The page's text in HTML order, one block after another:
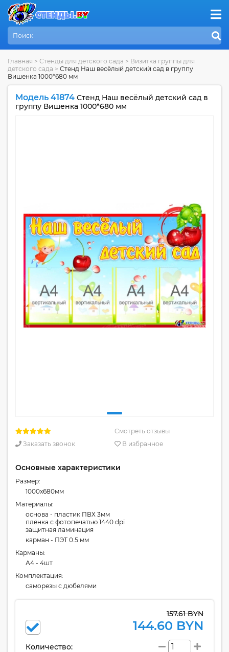
Главная > Стенды для детского сада > Визитка группы для
детского сада > Стенд Наш весёлый детский сад в группу
Вишенка 1000*680 мм
Модель 41874 Стенд Наш весёлый детский сад в
группу Вишенка 1000*680 мм
Смотреть отзывы
Заказать звонок
В избранное
Основные характеристики
Размер:
1000x680мм
Материалы:
основа - пластик ПВХ 3мм
плёнка с фотопечатью 1440 dpi
защитная ламинация
карман - ПЭТ 0.5 мм
Карманы:
А4 - 4шт
Комплектация:
cаморезы с дюбелями
157.61 BYN
144.60 BYN
Количество: